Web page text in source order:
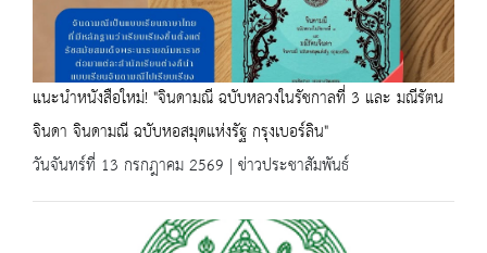
แนะนำหนังสือใหม่! "จินดามณี ฉบับหลวงในรัชกาลที่ 3 และ มณีรัตน
จินดา จินดามณี ฉบับหอสมุดแห่งรัฐ กรุงเบอร์ลิน"
วันจันทร์ที่ 13 กรกฎาคม 2569 | ข่าวประชาสัมพันธ์